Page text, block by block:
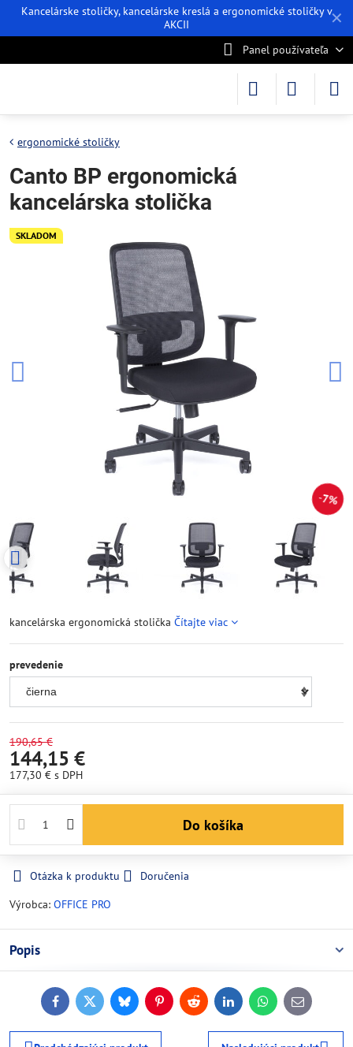
✕
Kancelárske stoličky, kancelárske kreslá a ergonomické stoličky v
AKCII
Panel používateľa
SKLADOM
7%
ergonomické stoličky
Canto BP ergonomická
kancelárska stolička
kancelárska ergonomická stolička Čítajte viac
prevedenie
190,65 €
144,15 €
177,30 € s DPH
Do košíka
Otázka k produktu
Doručenia
Výrobca: OFFICE PRO
Popis
FacebookTwitterBlueskyPinterestReddit LinkedInWhatsApp
E-
mail